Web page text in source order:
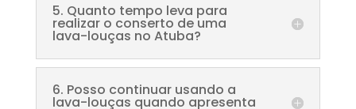
5. Quanto tempo leva para
realizar o conserto de uma
lava-louças no Atuba?
6. Posso continuar usando a
lava-louças quando apresenta